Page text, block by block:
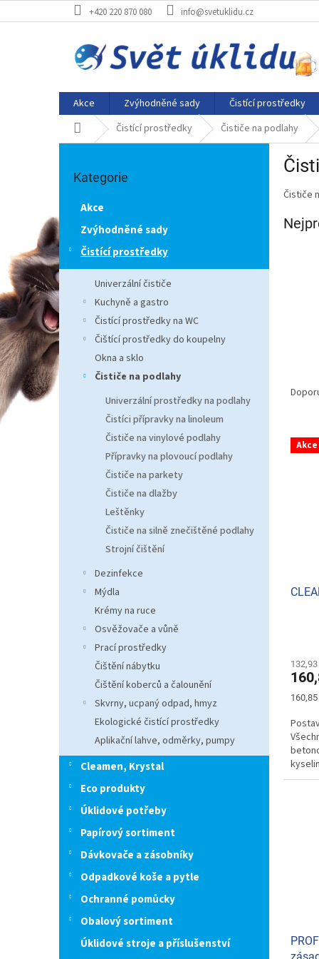
na
+420 220 870 080 info@svetuklidu.cz
Akce Zvýhodněné sady Čistící prostředky
Domů Čistící prostředky Čističe na podlahy
r
a
n
n
í
p
a
n
e
l
kategorie
Kategorie
Akce
Zvýhodněné sady
Čistící prostředky
Univerzální čističe
Kuchyně a gastro
Čistící prostředky na WC
Čištící prostředky do koupelny
Okna a sklo
Čističe na podlahy
Univerzální prostředky na podlahy
Čistíci přípravky na linoleum
Čističe na vinylové podlahy
Přípravky na plovoucí podlahy
Čističe na parkety
Čističe na dlažby
Leštěnky
Čističe na silně znečištěné podlahy
Strojní čištění
Dezinfekce
Mýdla
Krémy na ruce
Osvěžovače a vůně
Prací prostředky
Čištění nábytku
Čištění koberců a čalounění
Skvrny, ucpaný odpad, hmyz
Ekologické čistící prostředky
Aplikační lahve, odměrky, pumpy
Cleamen, Krystal
Eco produkty
Úklidové potřeby
Papírový sortiment
Dávkovače a zásobníky
Odpadkové koše a pytle
Ochranné pomůcky
Obalový sortiment
Úklidové stroje a příslušenství
Čističe
V Akce
Měrná
160,85